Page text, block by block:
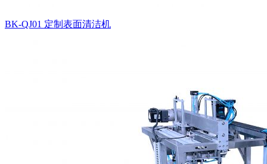
BK-QJ01 定制表面清洁机